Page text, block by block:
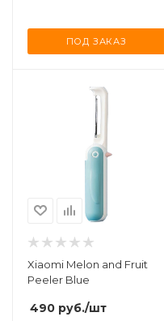
ПОД ЗАКАЗ
Xiaomi Melon and Fruit
Peeler Blue
490 руб./шт